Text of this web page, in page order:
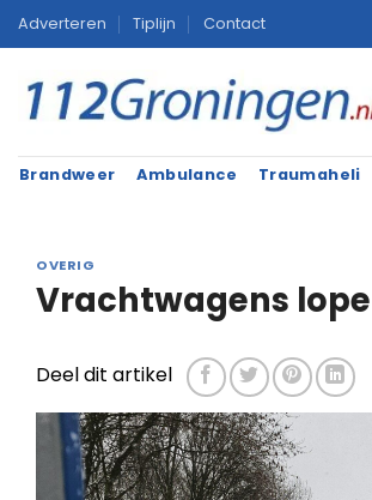
Ga
naar
inhoud
Adverteren Tiplijn Contact
Brandweer Ambulance Traumaheli
OVERIG
Vrachtwagens
Deel dit artikel